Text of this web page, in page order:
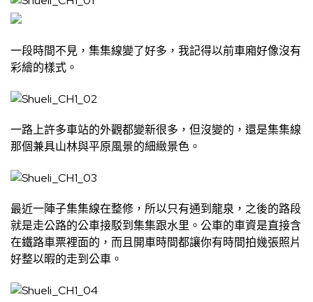
一段時間不見，集集線變了好多，我記得以前車廂好像沒有
彩繪的樣式。
一路上許多車站的外觀都變新很多，但沒變的，還是集集線
那個兼具山林與平原風景的細緻景色。
最近一陣子集集線在整修，所以只有通到龍泉，之後的路段
就是走公路的公車接駁到集集跟水里。公車的車資是直接含
在鐵路車票裡面的，而且開車時間都讓你有時間拍幾張照片
好整以暇的走到公車。